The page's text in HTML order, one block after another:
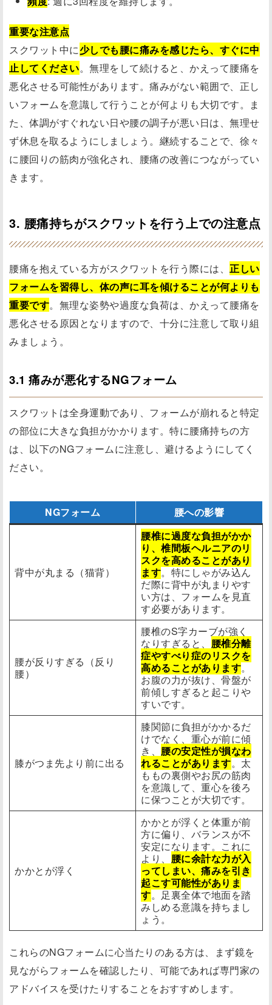
重要な注意点
スクワット中に少しでも腰に痛みを感じたら、すぐに中
止してください。無理をして続けると、かえって腰痛を
悪化させる可能性があります。痛みがない範囲で、正し
いフォームを意識して行うことが何よりも大切です。ま
た、体調がすぐれない日や腰の調子が悪い日は、無理せ
ず休息を取るようにしましょう。継続することで、徐々
に腰回りの筋肉が強化され、腰痛の改善につながってい
きます。
3. 腰痛持ちがスクワットを行う上での注意点
腰痛を抱えている方がスクワットを行う際には、 正しい
フォームを習得し、体の声に耳を傾けることが何よりも
重要です。無理な姿勢や過度な負荷は、かえって腰痛を
悪化させる原因となりますので、十分に注意して取り組
みましょう。
3.1 痛みが悪化するNGフォーム
スクワットは全身運動であり、フォームが崩れると特定
の部位に大きな負担がかかります。特に腰痛持ちの方
は、以下のNGフォームに注意し、避けるようにしてく
ださい。
NGフォーム 腰への影響
背中が丸まる（猫背）
腰椎に過度な負担がかか
り、椎間板ヘルニアのリ
スクを高めることがあり
ます。特にしゃがみ込ん
だ際に背中が丸まりやす
い方は、フォームを見直
す必要があります。
腰が反りすぎる（反り
腰）
腰椎のS字カーブが強く
なりすぎると、 腰椎分離
症やすべり症のリスクを
高めることがあります。
お腹の力が抜け、骨盤が
前傾しすぎると起こりや
すいです。
膝がつま先より前に出る
膝関節に負担がかかるだ
けでなく、重心が前に傾
き、 腰の安定性が損なわ
れることがあります。太
ももの裏側やお尻の筋肉
を意識して、重心を後ろ
に保つことが大切です。
かかとが浮く
かかとが浮くと体重が前
方に偏り、バランスが不
安定になります。これに
より、 腰に余計な力が入
ってしまい、痛みを引き
起こす可能性がありま
す。足裏全体で地面を踏
みしめる意識を持ちまし
ょう。
これらのNGフォームに心当たりのある方は、まず鏡を
見ながらフォームを確認したり、可能であれば専門家の
アドバイスを受けたりすることをおすすめします。